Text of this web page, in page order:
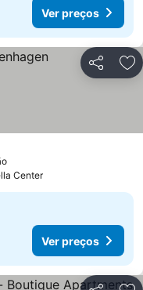
Ver preços
Partilhar
Center
Ver preços